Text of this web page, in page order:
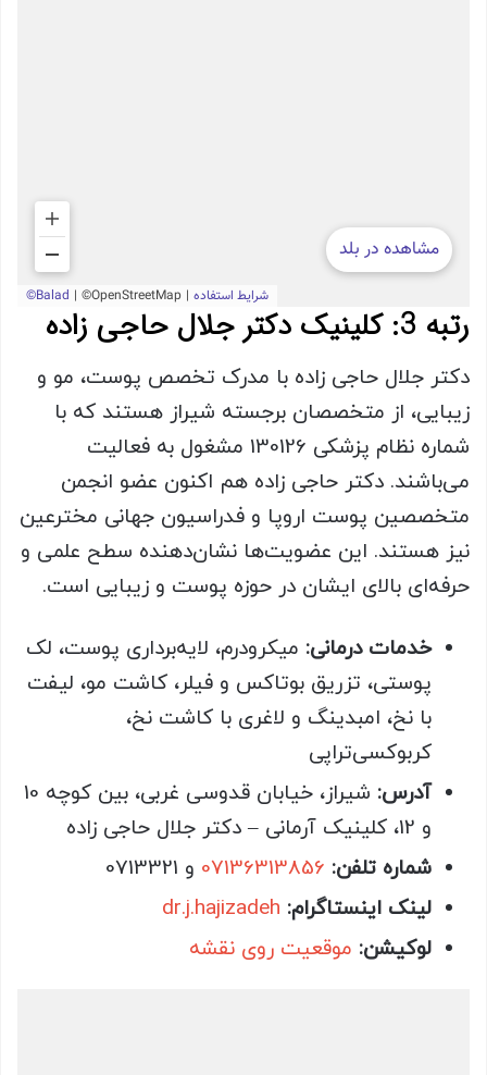
رتبه 3: کلینیک دکتر جلال حاجی زاده
دکتر جلال حاجی زاده با مدرک تخصص پوست، مو و
زیبایی، از متخصصان برجسته شیراز هستند که با
شماره نظام پزشکی 130126 مشغول به فعالیت
می‌باشند. دکتر حاجی زاده هم اکنون عضو انجمن
متخصصین پوست اروپا و فدراسیون جهانی مخترعین
نیز هستند. این عضویت‌ها نشان‌دهنده سطح علمی و
حرفه‌ای بالای ایشان در حوزه پوست و زیبایی است.
خدمات درمانی: میکرودرم، لایه‌برداری پوست، لک
پوستی، تزریق بوتاکس و فیلر، کاشت مو، لیفت
با نخ، امبدینگ و لاغری با کاشت نخ،
کربوکسی‌تراپی
آدرس:
شیراز، خیابان قدوسی غربی، بین کوچه 10
و 12، کلینیک آرمانی – دکتر جلال حاجی زاده
شماره تلفن: 07136313856 و 0713321
لینک اینستاگرام: dr.j.hajizadeh
لوکیشن: موقعیت روی نقشه